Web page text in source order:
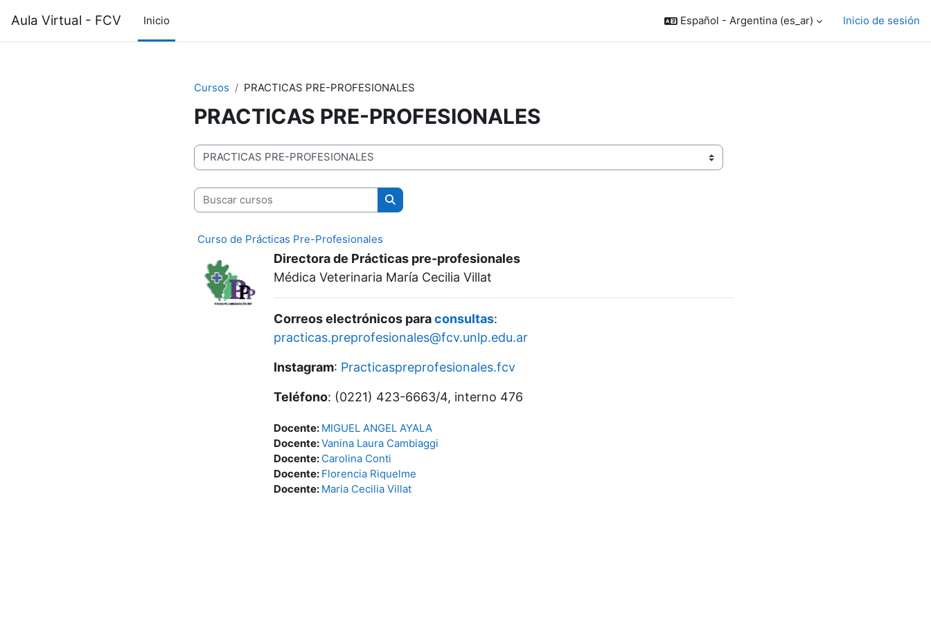
Aula Virtual - FCV Inicio Español - Argentina ‎(es_ar)‎ Inicio de sesión
Cursos PRACTICAS PRE-PROFESIONALES
PRACTICAS PRE-PROFESIONALES
Categorías del curso
Buscar cursos
Buscar cursos
Curso de Prácticas Pre-Profesionales
Directora de Prácticas pre-profesionales
Médica Veterinaria María Cecilia Villat
Correos electrónicos paraconsultas:
practicas.preprofesionales@fcv.unlp.edu.ar
Instagram: Practicaspreprofesionales.fcv
Teléfono: (0221) 423-6663/4, interno 476
Docente: MIGUEL ANGEL AYALA
Docente:Vanina Laura Cambiaggi
Docente: Carolina Conti
Docente: Florencia Riquelme
Docente: Maria Cecilia Villat